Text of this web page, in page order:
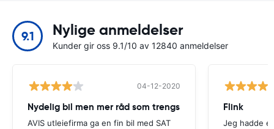
9.1 Nylige anmeldelser
Kunder gir oss 9.1/10 av 12840 anmeldelser
04-12-2020
Nydelig bil men mer råd som trengs
AVIS utleiefirma ga en fin bil med SAT
Flink
Jeg hadde